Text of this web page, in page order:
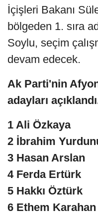
İçişleri Bakanı
bölgeden 1. sıra
Soylu, seçim
devam edecek.
Ak Parti'nin
adayları
1 Ali Özkaya
2 İbrahim
3 Hasan Arslan
4 Ferda Ertürk
5 Hakkı Öztürk
6 Ethem Karahan